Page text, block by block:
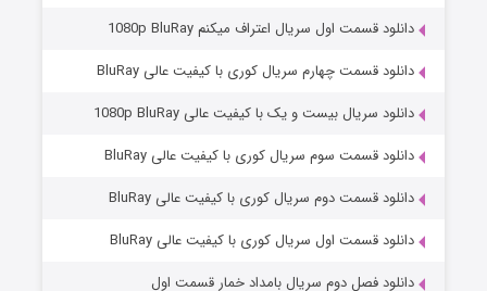
مردگان متحرک: شهر مرده ۳
قسمت۲ (زیرنویس) منتشر شد
دانلود قسمت اول سریال اعتراف میکنم 1080p BluRay
دانلود قسمت چهارم سریال کوری با کیفیت عالی BluRay
دانلود سریال بیست و یک با کیفیت عالی 1080p BluRay
دانلود قسمت سوم سریال کوری با کیفیت عالی BluRay
دانلود قسمت دوم سریال کوری با کیفیت عالی BluRay
دانلود قسمت اول سریال کوری با کیفیت عالی BluRay
دانلود فصل دوم سریال بامداد خمار قسمت اول